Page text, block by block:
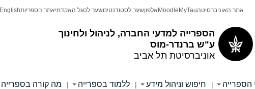
הספרייה למדעי החברה, לניהול ולחינוך
ע"ש ברנדר-מוס
אוניברסיטת תל אביב
אתר האוניברסיטהMyTau
Moodle אלפוןשער לסטודנטיםשער לסגל האקדמיאתר הספריותEnglish
הספרייה | חיפוש וניהול מידע | ללמוד בספרייה | מה קורה בספרייה